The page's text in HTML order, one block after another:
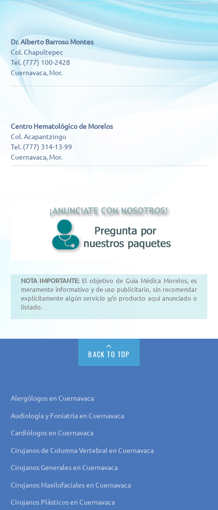
Dr. Alberto Barroso Montes
Col. Chapultepec
Tel. (777) 100-2428
Cuernavaca, Mor.
Centro Hematológico de Morelos
Col. Acapantzingo
Tel. (777) 314-13-99
Cuernavaca, Mor.
NOTA IMPORTANTE: El objetivo de Guía Médica Morelos, es
meramente informativo y de uso publicitario, sin recomendar
explícitamente algún servicio y/o producto aquí anunciado o
listado.
BACK TO TOP
Alergólogos en Cuernavaca
Audiología y Foniatría en Cuernavaca
Cardiólogos en Cuernavaca
Cirujanos de Columna Vertebral en Cuernavaca
Cirujanos Generales en Cuernavaca
Cirujanos Maxilofaciales en Cuernavaca
Cirujanos Plásticos en Cuernavaca